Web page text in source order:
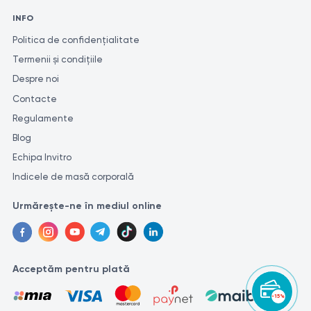
-15%
INFO
Politica de confidențialitate
Termenii și condițiile
Despre noi
Contacte
Regulamente
Blog
Echipa Invitro
Indicele de masă corporală
Urmărește-ne în mediul online
Acceptăm pentru plată